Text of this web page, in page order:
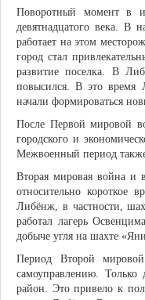
Поворотный момент в
девятнадцатого века. В
работает на этом
город стал
развитие поселка. В
повысился. В это время
начали формироваться
После Первой мировой
городского и
Межвоенный период также
Вторая мировая война и
относительно короткое
Либёнж, в частности,
работал лагерь
добыче угля на шахте
Период Второй
самоуправлению.
район. Это привело к